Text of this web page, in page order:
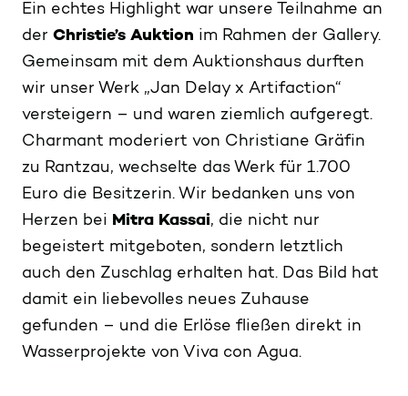
Ein echtes Highlight war unsere Teilnahme an
der Christie’s Auktion im Rahmen der Gallery.
Gemeinsam mit dem Auktionshaus durften
wir unser Werk „Jan Delay x Artifaction“
versteigern – und waren ziemlich aufgeregt.
Charmant moderiert von Christiane Gräfin
zu Rantzau, wechselte das Werk für 1.700
Euro die Besitzerin. Wir bedanken uns von
Herzen bei Mitra Kassai, die nicht nur
begeistert mitgeboten, sondern letztlich
auch den Zuschlag erhalten hat. Das Bild hat
damit ein liebevolles neues Zuhause
gefunden – und die Erlöse fließen direkt in
Wasserprojekte von Viva con Agua.